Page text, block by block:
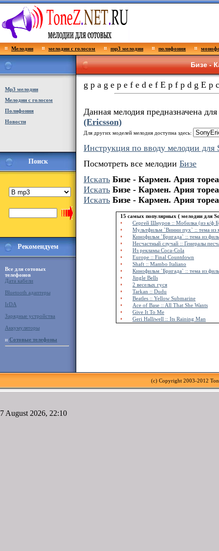
Мелодии мелодии с голосом mp3 мелодии полифония
Мp3 мелодии
Мелодии с голосом
Полифония
Новости
Поиск
Рекомендуем
Все для сотовых
телефонов
Дата кабели
Bluetooth адаптеры
IrDA
Зарядные устройства
Аккумуляторы
и Сотовые телефоны
Бизе -
g p a g e p e f e d e f E p f p d g E p
Данная мелодия предназначена
(Ericsson)
Для других моделей мелодия доступна здесь:
Инструкция по вводу мелодии для
Посмотреть все мелодии Бизе
Искать Бизе - Кармен. Ария
Искать Бизе - Кармен. Ария
Искать Бизе - Кармен. Ария
15 самых популярных ( мелодии для
Сергей Шнуров :: Мобилка (из к/ф
Мультфильм `Винни пух` :: тема из
Кинофильм `Бригада` :: тема из
Несчастный случай :: Генералы
Из рекламы Coca-Cola
Europe :: Final Countdown
Shaft :: Mambo Italiano
Кинофильм `Бригада` :: тема из
Jingle Bells
2 веселых гуся
Tarkan :: Dudu
Beatles :: Yellow Submarine
Ace of Base :: All That She Wants
Give It To Me
Geri Halliwell :: Its Raining Man
(c) Copyright 2003-2012
7 August 2026, 22:10